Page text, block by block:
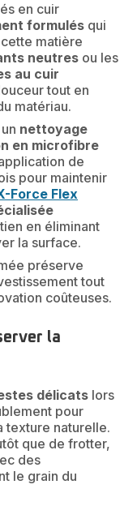
en cuir
formulés qui
matière
neutres ou les
au cuir
tout en
matériau.
nettoyage
en microfibre
de
pour maintenir
Force Flex
en éliminant
la surface.
préserve
tout
coûteuses.
la
délicats lors
pour
texture naturelle.
que de frotter,
des
le grain du